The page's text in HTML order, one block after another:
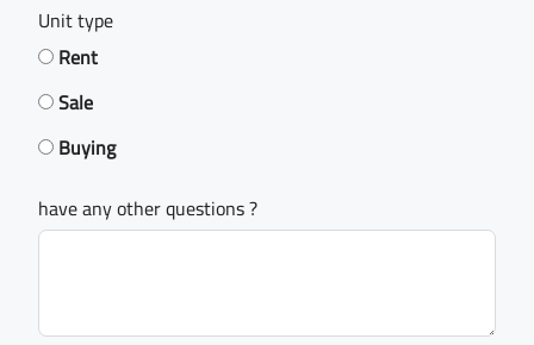
Unit type
Rent
Sale
Buying
have any other questions ?